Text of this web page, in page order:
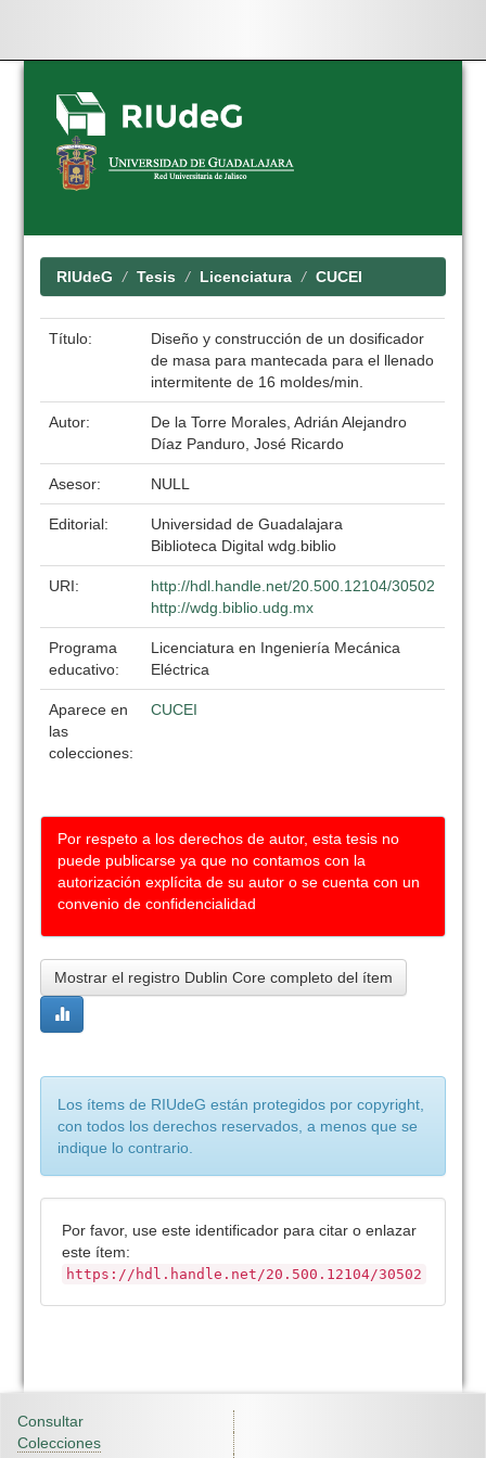
Skip
navigation
RIUdeG Tesis Licenciatura CUCEI
Título:
Diseño y construcción de un dosificador
de masa para mantecada para el llenado
intermitente de 16 moldes/min.
Autor:
De la Torre Morales, Adrián Alejandro
Díaz Panduro, José Ricardo
Asesor: NULL
Editorial:
Universidad de Guadalajara
Biblioteca Digital wdg.biblio
URI:
http://hdl.handle.net/20.500.12104/30502
http://wdg.biblio.udg.mx
Programa
educativo:
Licenciatura en Ingeniería Mecánica
Eléctrica
Aparece en
las
colecciones:
CUCEI
Por respeto a los derechos de autor, esta tesis no
puede publicarse ya que no contamos con la
autorización explícita de su autor o se cuenta con un
convenio de confidencialidad
Mostrar el registro Dublin Core completo del ítem
Los ítems de RIUdeG están protegidos por copyright,
con todos los derechos reservados, a menos que se
indique lo contrario.
Por favor, use este identificador para citar o enlazar
este ítem:
https://hdl.handle.net/20.500.12104/30502
Consultar
Colecciones